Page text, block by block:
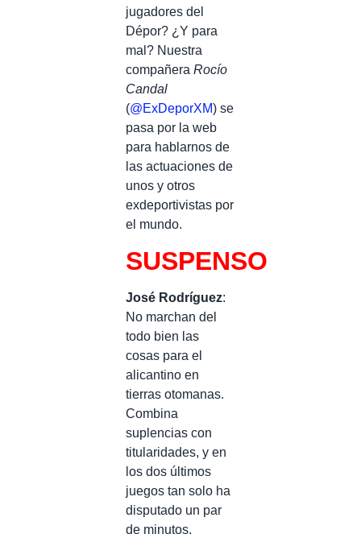
jugadores del
Dépor? ¿Y para
mal? Nuestra
compañera Rocío
Candal
(@ExDeporXM) se
pasa por la web
para hablarnos de
las actuaciones de
unos y otros
exdeportivistas por
el mundo.
SUSPENSO
José Rodríguez:
No marchan del
todo bien las
cosas para el
alicantino en
tierras otomanas.
Combina
suplencias con
titularidades, y en
los dos últimos
juegos tan solo ha
disputado un par
de minutos.